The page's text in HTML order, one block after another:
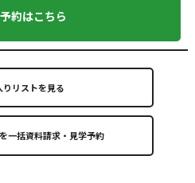
約はこちら
りリストを見る